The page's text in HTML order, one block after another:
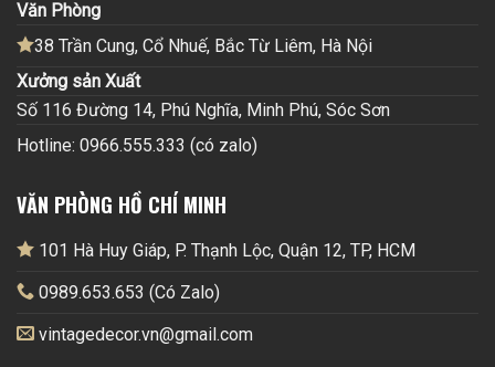
Văn Phòng
38 Trần Cung, Cổ Nhuế, Bắc Từ Liêm, Hà Nội
Xưởng sản Xuất
Số 116 Đường 14, Phú Nghĩa, Minh Phú, Sóc Sơn
Hotline: 0966.555.333 (có zalo)
VĂN PHÒNG HỒ CHÍ MINH
101 Hà Huy Giáp, P. Thạnh Lộc, Quận 12, TP, HCM
0989.653.653 (Có Zalo)
vintagedecor.vn@gmail.com